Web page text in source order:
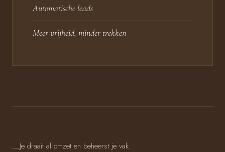
Automatische leads
Meer vrijheid, minder trekken
Je draait al omzet en beheerst je vak